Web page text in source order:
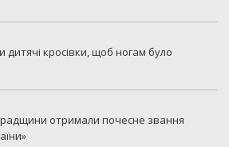
дитячі кросівки, щоб ногам було
отримали почесне звання